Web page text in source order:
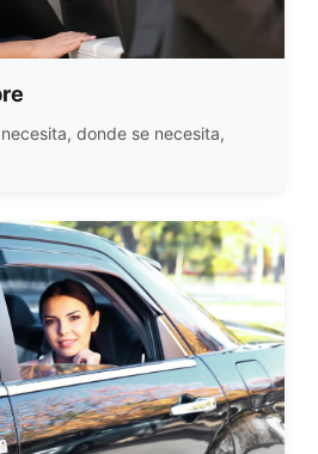
donde se necesita,